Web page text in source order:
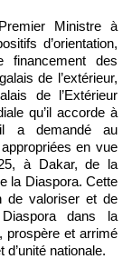
Ministre à
d’orientation,
financement des
de l’extérieur,
de l’Extérieur
qu’il accorde à
il a demandé au
en vue
à Dakar, de la
la Diaspora. Cette
de valoriser et de
dans la
prospère et arrimé
nationale.